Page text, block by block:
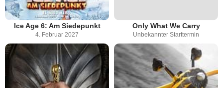
Ice Age 6: Am Siedepunkt
4. Februar 2027
Only What We Carry
Unbekannter Starttermin